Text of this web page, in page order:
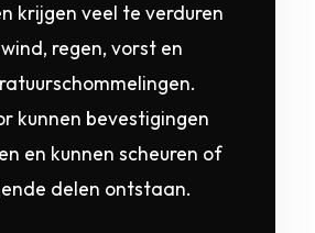
krijgen veel te verduren
regen, vorst en
kunnen bevestigingen
en kunnen scheuren of
delen ontstaan.